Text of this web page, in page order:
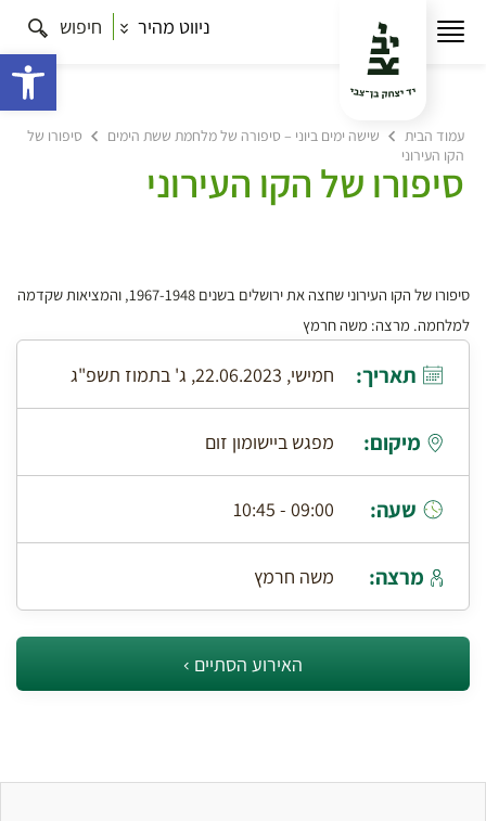
ניווט מהיר חיפוש
עמוד הבית שישה ימים ביוני – סיפורה של מלחמת ששת הימים
סיפורו של
הקו העירוני
סיפורו של הקו העירוני
סיפורו של הקו העירוני שחצה את ירושלים בשנים 1967-1948, והמציאות שקדמה
למלחמה. מרצה: משה חרמץ
תאריך: חמישי, 22.06.2023, ג' בתמוז תשפ"ג
מיקום: מפגש ביישומון זום
שעה: 09:00 - 10:45
מרצה: משה חרמץ
האירוע הסתיים